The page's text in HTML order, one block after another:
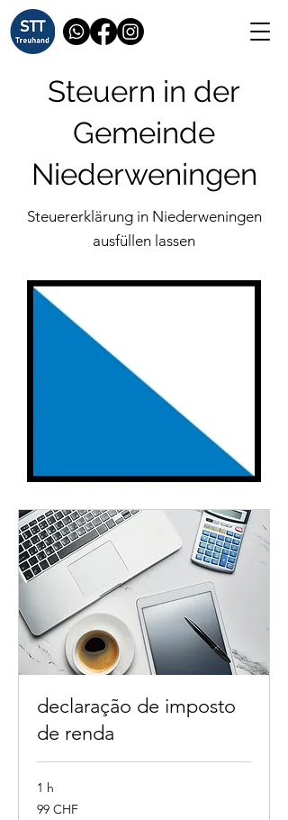
Steuern in der
Gemeinde
Niederweningen
Steuererklärung in Niederweningen
ausfüllen lassen
declaração de imposto
de renda
1 h
99
francos
99 CHF